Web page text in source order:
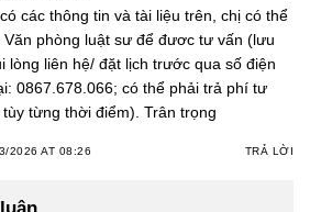
các thông tin và tài liệu trên, chị có thể
Văn phòng luật sư để đươc tư vấn (lưu
lòng liên hệ/ đặt lịch trước qua số điện
0867.678.066; có thể phải trả phí tư
tùy từng thời điểm). Trân trọng
2026 AT 08:26 TRẢ LỜI